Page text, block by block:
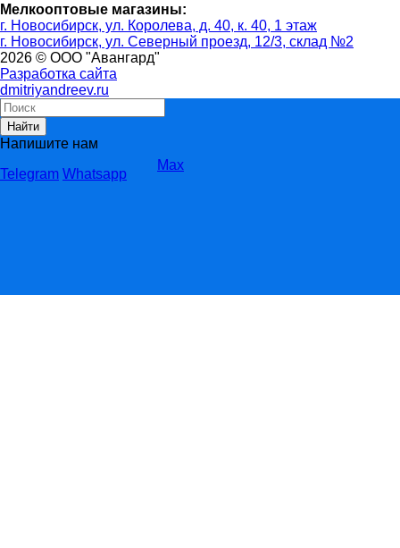
Мелкооптовые магазины:
г. Новосибирск, ул. Королева, д. 40, к. 40, 1 этаж
г. Новосибирск, ул. Северный проезд, 12/3, ​склад №2
2026 © ООО "Авангард"
Разработка сайта
dmitriyandreev.ru
Найти
Напишите нам
Telegram Whatsapp
Max